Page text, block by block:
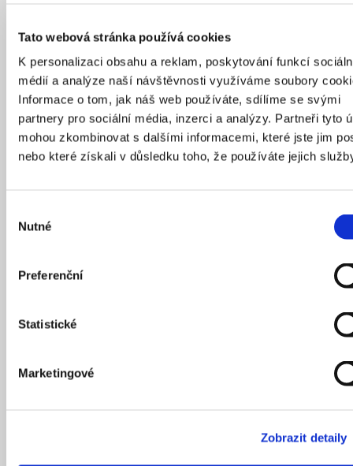
Tato webová stránka používá cookies
K personalizaci obsahu a reklam, poskytování funkcí
médií a analýze naší návštěvnosti využíváme soubory
Informace o tom, jak náš web používáte, sdílíme se svými
partnery pro sociální média, inzerci a analýzy. Partneři tyto
mohou zkombinovat s dalšími informacemi, které jste jim
nebo které získali v důsledku toho, že používáte jejich
souhlasu
Nutné
Preferenční
Statistické
Marketingové
Zobrazit detaily
přejedeme k Hořejšímu rybníku a za ním už bývalou
vlečku, která pokračovala k dnešnímu nádraží Libeň,
nadobro opustíme.
Vlečka ČKD.
Rokytka, navracení původního koryta